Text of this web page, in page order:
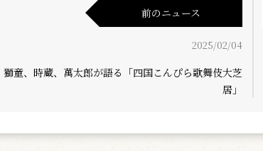
前のニュース
2025/02/04
獅童、時蔵、萬太郎が語る「四国こんぴら歌舞伎大芝
居」